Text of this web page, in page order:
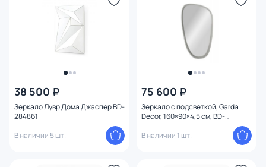
38 500 ₽
Зеркало Лувр Дома Джаспер BD-
284861
В наличии 5 шт.
75 600 ₽
Зеркало с подсветкой, Garda
Decor, 160×90×4,5 см, BD-
В наличии 1 шт.
Длина (см)
Глубина (см)
Ширина (см)